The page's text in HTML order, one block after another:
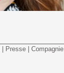
Presse Compagnie